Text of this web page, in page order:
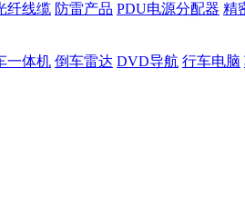
纤线缆 防雷产品 PDU电源分配器 精
一体机 倒车雷达 DVD导航 行车电脑